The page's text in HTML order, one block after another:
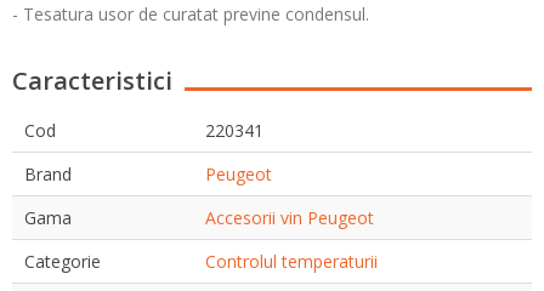
- Tesatura usor de curatat previne condensul.
Caracteristici
Cod
220341
Brand
Peugeot
Gama
Accesorii vin Peugeot
Categorie
Controlul temperaturii